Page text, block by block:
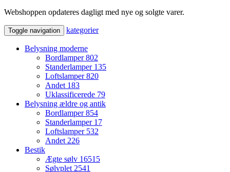
Webshoppen opdateres dagligt med nye og solgte varer.
Toggle navigation kategorier
Belysning moderne
Bordlamper802
Standerlamper 135
Loftslamper820
Andet 183
Uklassificerede 79
Belysning ældre og antik
Bordlamper854
Standerlamper 17
Loftslamper 532
Andet226
Bestik
Ægte sølv 16515
Sølvplet2541